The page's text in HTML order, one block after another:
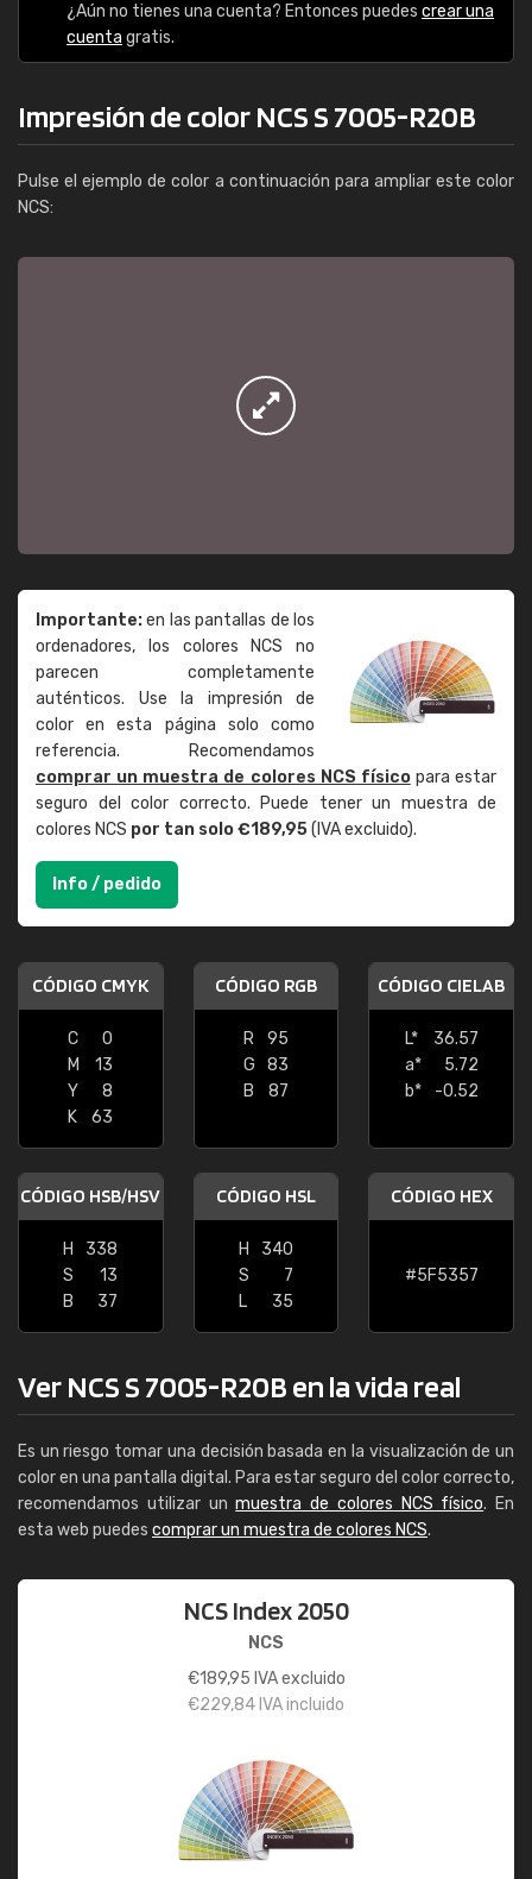
¿Aún no tienes una cuenta? Entonces puedes crear una
cuenta gratis.
Impresión de color NCS S 7005-R20B
Pulse el ejemplo de color a continuación para ampliar este color
NCS:
Importante:en las pantallas de los
ordenadores, los colores NCS no
parecen completamente
auténticos. Use la impresión de
color en esta página solo como
referencia. Recomendamos
comprar un muestra de colores NCS físicopara estar
seguro del color correcto. Puede tener un muestra de
colores NCS por tan solo €189,95(IVA excluido).
Info / pedido
CÓDIGO CMYK
C
0
M
13
Y
8
K
63
CÓDIGO RGB
R
95
G
83
B
87
CÓDIGO CIELAB
L*
36.57
a*
5.72
b*
-0.52
CÓDIGO HSB/HSV
H
338
S
13
B
37
CÓDIGO HSL
H
340
S
7
L
35
CÓDIGO HEX
#5F5357
Ver NCS S 7005-R20B en la vida real
Es un riesgo tomar una decisión basada en la visualización de un
color en una pantalla digital. Para estar seguro del color correcto,
recomendamos utilizar unmuestra de colores NCS físico. En
esta web puedes comprar un muestra de colores NCS.
NCS Index 2050
NCS
€189,95 IVA excluido
€229,84 IVA incluido